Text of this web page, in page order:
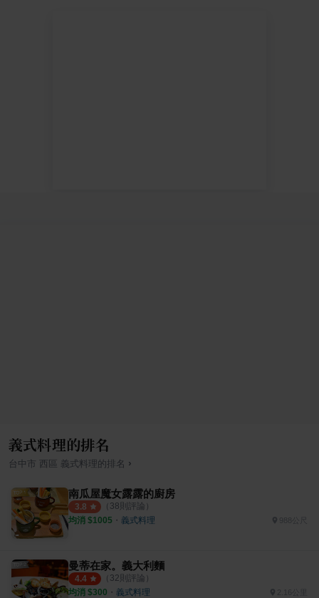
義式料理的排名
台中市 西區 義式料理 的排名 ›
南瓜屋魔女露露的廚房
3.8 （ 38則評論）
均消 $1005 ・ 義式料理
曼蒂在家。義大利麵
4.4 （ 32則評論）
均消 $300 ・ 義式料理